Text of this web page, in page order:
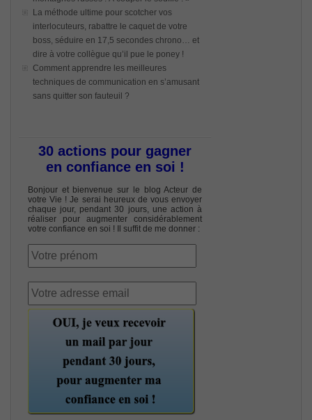
La méthode ultime pour scotcher vos
interlocuteurs, rabattre le caquet de votre
boss, séduire en 17,5 secondes chrono… et
dire à votre collègue qu’il pue le poney !
Comment apprendre les meilleures
techniques de communication en s’amusant
sans quitter son fauteuil ?
30 actions pour gagner
en confiance en soi !
Bonjour et bienvenue sur le blog Acteur de
votre Vie ! Je serai heureux de vous envoyer
chaque jour, pendant 30 jours, une action à
réaliser pour augmenter considérablement
votre confiance en soi ! Il suffit de me donner :